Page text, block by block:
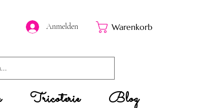
Anmelden Warenkorb
Tricoterie
Blog